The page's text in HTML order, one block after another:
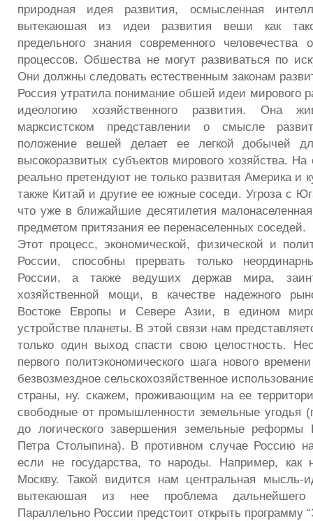
природная идея развития, осмысленная
вытекаюшая из идеи развития веши как
предельного знания современного
процессов. Обшества не могут развиваться по
Они должны следовать естественным законам
Россия утратила понимание обшей идеи мирового
идеологию хозяйственного развития. Она
марксистском представлении о смысле
положение вешей делает ее легкой добычей
высокоразвитых субъектов мирового хозяйства.
реально претендуют не только развитая Америка и
также Китай и другие ее южные соседи. Угроза с
что уже в ближайшие десятилетия
предметом притязания ее перенаселенных соседей.
Этот процесс, экономической, физической и
России, способны прервать только
России, а также ведуших держав мира,
хозяйственной мощи, в качестве надежного
Востоке Европы и Севере Азии, в едином
устройстве планеты. В этой связи нам
только один выход спасти свою целостность.
первого политэкономического шага нового
безвозмездное сельскохозяйственное
страны, ну. скажем, проживающим на ее
свободные от промышленности земельные угодья
до логического завершения земельные реформы
Петра Столыпина). В противном случае Россию
если не государства, то народы. Например, как
Москву. Такой видится нам центральная мысль-
вытекаюшая из нее проблема дальнейшего
Параллельно России предстоит открыть программу